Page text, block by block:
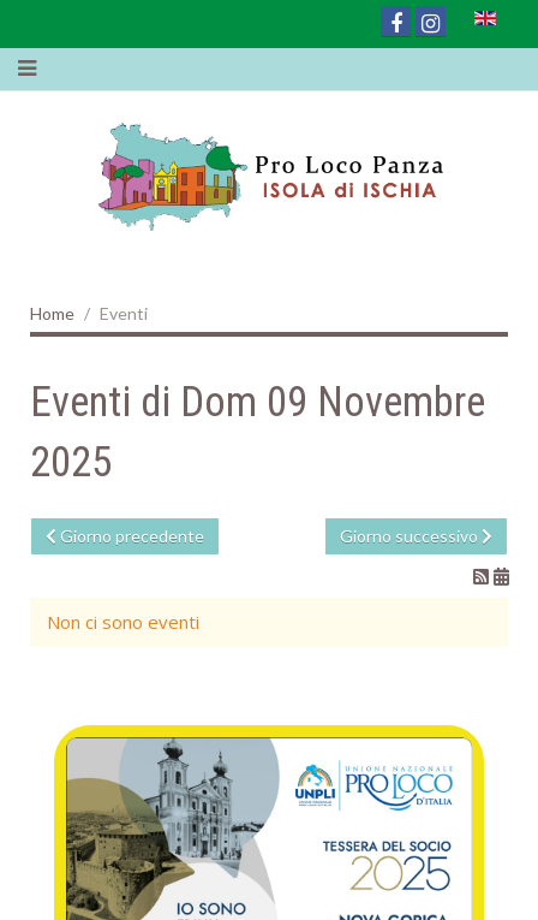
Home Eventi
Eventi di Dom 09 Novembre
2025
Giorno precedente Giorno successivo
Non ci sono eventi